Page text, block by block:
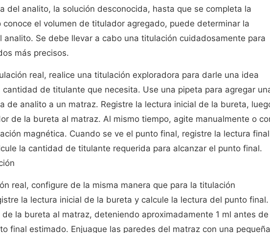
del analito, la solución desconocida, hasta que se completa la
conoce el volumen de titulador agregado, puede determinar la
analito. Se debe llevar a cabo una titulación cuidadosamente para
más precisos.
real, realice una titulación exploradora para darle una idea
cantidad de titulante que necesita. Use una pipeta para agregar
de analito a un matraz. Registre la lectura inicial de la bureta,
de la bureta al matraz. Al mismo tiempo, agite manualmente o
magnética. Cuando se ve el punto final, registre la lectura final
la cantidad de titulante requerida para alcanzar el punto final.
real, configure de la misma manera que para la titulación
la lectura inicial de la bureta y calcule la lectura del punto final.
la bureta al matraz, deteniendo aproximadamente 1 ml antes de
final estimado. Enjuague las paredes del matraz con una pequeña